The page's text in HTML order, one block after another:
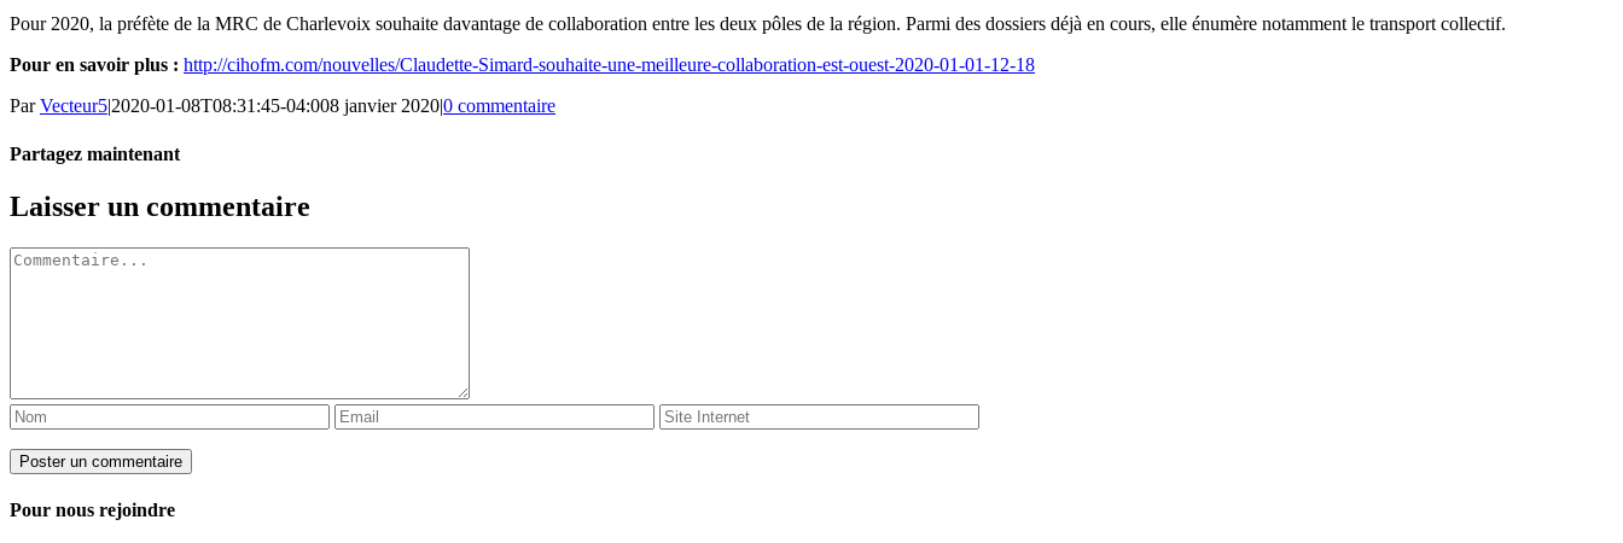
Pour 2020, la préfète de la MRC de Charlevoix souhaite davantage de collaboration entre les deux pôles de la région. Parmi des dossiers déjà en cours, elle énumère notamment le transport collectif.
Pour en savoir plus : http://cihofm.com/nouvelles/Claudette-Simard-souhaite-une-meilleure-collaboration-est-ouest-2020-01-01-12-18
ParVecteur5|2020-01-08T08:31:45-04:008 janvier 2020|0 commentaire
Partagez maintenant
Facebook
Twitter
LinkedIn
Tumblr
Pinterest
Email
Laisser un commentaire
Commentaire
Pour nous rejoindre